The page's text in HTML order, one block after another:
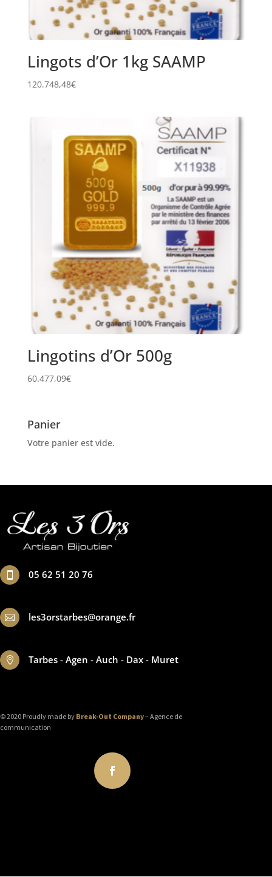
Lingots d’Or 1kg SAAMP
120.748,48€
Lingotins d’Or 500g
60.477,09€
Panier
Votre panier est vide.
 05 62 51 20 76
 les3orstarbes@orange.fr
 Tarbes - Agen - Auch - Dax - Muret
© 2020 Proudly made by Break-Out Company– Agence de
communication